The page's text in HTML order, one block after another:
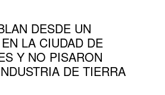
DESDE UN
LA CIUDAD DE
Y NO PISARON
DE TIERRA